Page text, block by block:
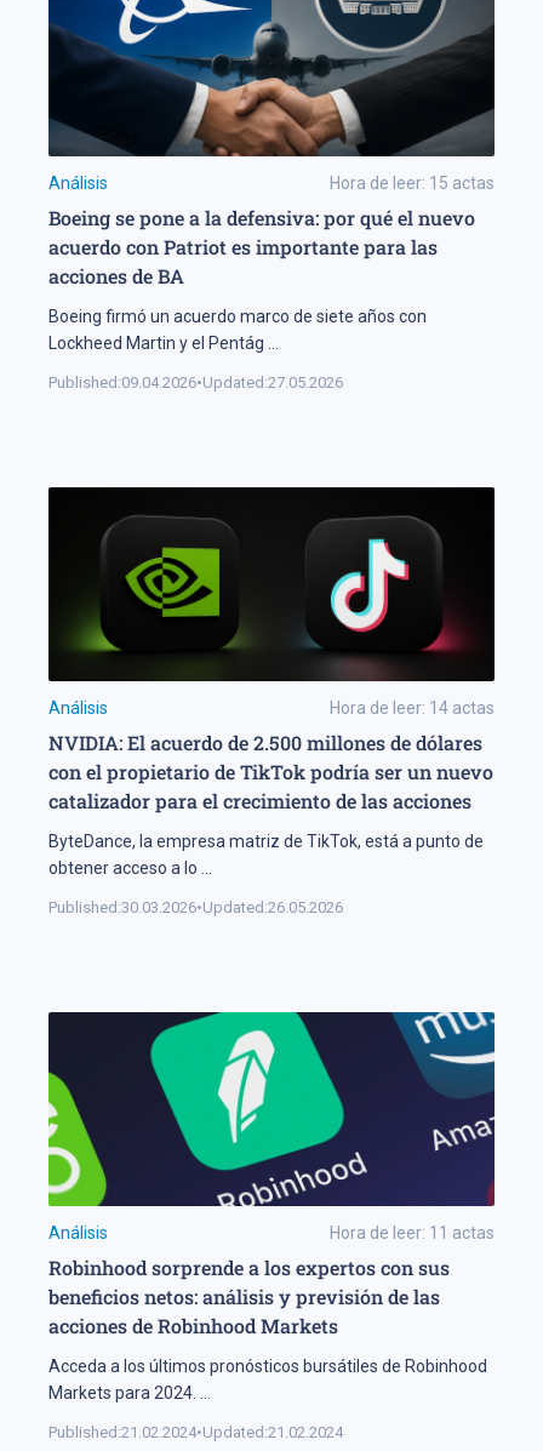
Análisis Hora de leer: 15 actas
Boeing se pone a la defensiva: por qué el nuevo
acuerdo con Patriot es importante para las
acciones de BA
Boeing firmó un acuerdo marco de siete años con
Lockheed Martin y el Pentág
Published:09.04.2026•Updated:27.05.2026
Análisis Hora de leer: 14 actas
NVIDIA: El acuerdo de 2.500 millones de dólares
con el propietario de TikTok podría ser un nuevo
catalizador para el crecimiento de las acciones
ByteDance, la empresa matriz de TikTok, está a punto de
obtener acceso a lo
Published:30.03.2026•Updated:26.05.2026
Análisis Hora de leer: 11 actas
Robinhood sorprende a los expertos con sus
beneficios netos: análisis y previsión de las
acciones de Robinhood Markets
Acceda a los últimos pronósticos bursátiles de Robinhood
Markets para 2024.
Published:21.02.2024•Updated:21.02.2024